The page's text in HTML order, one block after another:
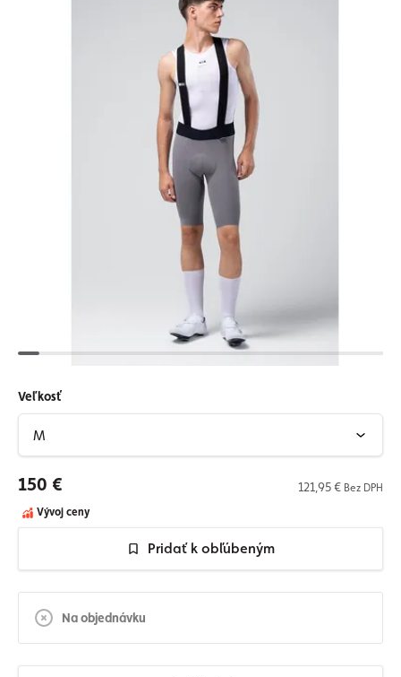
Veľkosť
150 € 121,95 € Bez DPH
Vývoj ceny
Pridať k obľúbeným
Na objednávku